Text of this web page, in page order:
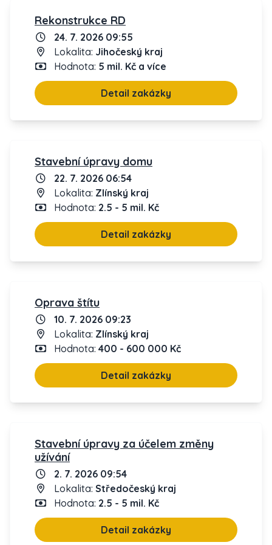
Rekonstrukce RD
24. 7. 2026 09:55
Lokalita: Jihočeský kraj
Hodnota: 5 mil. Kč a více
Detail zakázky
Stavební úpravy domu
22. 7. 2026 06:54
Lokalita: Zlínský kraj
Hodnota: 2.5 - 5 mil. Kč
Detail zakázky
Oprava štítu
10. 7. 2026 09:23
Lokalita: Zlínský kraj
Hodnota: 400 - 600 000 Kč
Detail zakázky
Stavební úpravy za účelem změny
užívání
2. 7. 2026 09:54
Lokalita: Středočeský kraj
Hodnota: 2.5 - 5 mil. Kč
Detail zakázky